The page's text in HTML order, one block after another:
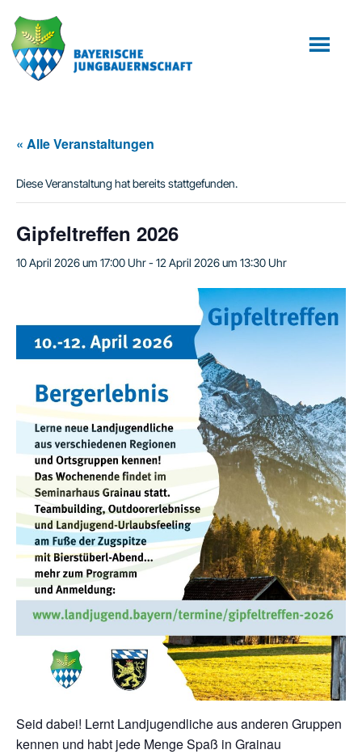
Inhalt
springen
Fußzeile
springen
« Alle Veranstaltungen
Diese Veranstaltung hat bereits stattgefunden.
Gipfeltreffen 2026
10 April 2026 um 17:00 Uhr-12 April 2026 um 13:30 Uhr
Seid dabei! Lernt Landjugendliche aus anderen Gruppen
kennen und habt jede Menge Spaß in Grainau